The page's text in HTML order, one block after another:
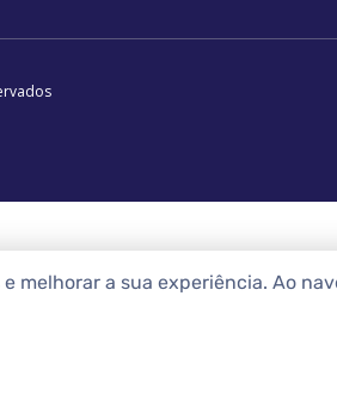
melhorar a sua experiência. Ao